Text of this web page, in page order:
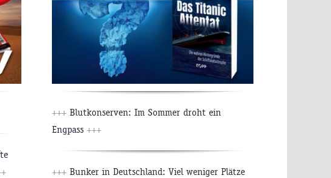
+++ Blutkonserven: Im Sommer droht ein
Engpass +++
+++ Bunker in Deutschland: Viel weniger Plätze